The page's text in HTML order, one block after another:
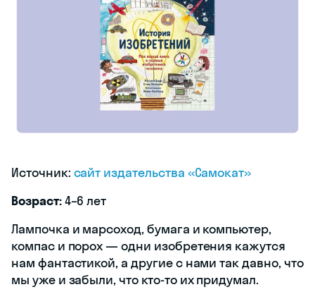
Источник: сайт издательства «Самокат»
Возраст:4–6 лет
Лампочка и марсоход, бумага и компьютер,
компас и порох — одни изобретения кажутся
нам фантастикой, а другие с нами так давно, что
мы уже и забыли, что кто-то их придумал.